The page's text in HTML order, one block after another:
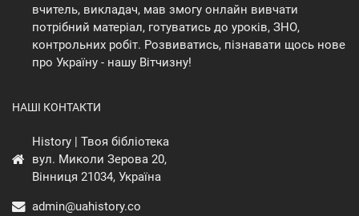
вчитель, викладач, мав змогу онлайн вивчати
потрібний матеріал, готуватись до уроків, ЗНО,
контрольних робіт. Розвиватись, пізнавати щось нове
про Україну - нашу Вітчизну!
НАШІ КОНТАКТИ
History | Твоя бібліотека
вул. Миколи Зерова 20,
Вінниця 21034, Україна
admin@uahistory.co